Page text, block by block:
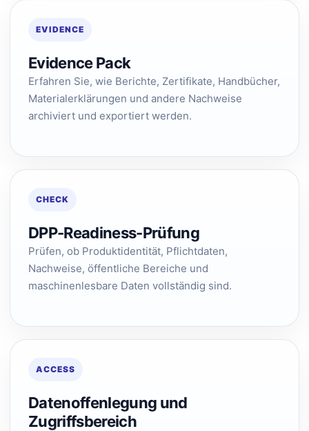
EVIDENCE
Evidence Pack
Erfahren Sie, wie Berichte, Zertifikate, Handbücher,
Materialerklärungen und andere Nachweise
archiviert und exportiert werden.
CHECK
DPP-Readiness-Prüfung
Prüfen, ob Produktidentität, Pflichtdaten,
Nachweise, öffentliche Bereiche und
maschinenlesbare Daten vollständig sind.
ACCESS
Datenoffenlegung und
Zugriffsbereich